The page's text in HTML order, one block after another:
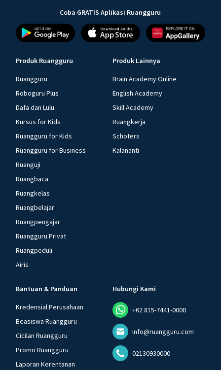
Coba GRATIS Aplikasi Ruangguru
Produk Ruangguru
Ruangguru
Roboguru Plus
Dafa dan Lulu
Kursus for Kids
Ruangguru for Kids
Ruangguru for Business
Ruanguji
Ruangbaca
Ruangkelas
Ruangbelajar
Ruangpengajar
Ruangguru Privat
Ruangpeduli
Airis
Produk Lainnya
Brain Academy Online
English Academy
Skill Academy
Ruangkerja
Schoters
Kalananti
Bantuan & Panduan
Kredensial Perusahaan
Beasiswa Ruangguru
Cicilan Ruangguru
Promo Ruangguru
Laporan Kerentanan
Hubungi Kami
+62 815-7441-0000
info@ruangguru.com
02130930000